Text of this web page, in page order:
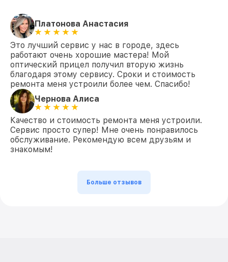
Платонова Анастасия
Это лучший сервис у нас в городе, здесь
работают очень хорошие мастера! Мой
оптический прицел получил вторую жизнь
благодаря этому сервису. Сроки и стоимость
ремонта меня устроили более чем. Спасибо!
Чернова Алиса
Качество и стоимость ремонта меня устроили.
Сервис просто супер! Мне очень понравилось
обслуживание. Рекомендую всем друзьям и
знакомым!
Больше отзывов